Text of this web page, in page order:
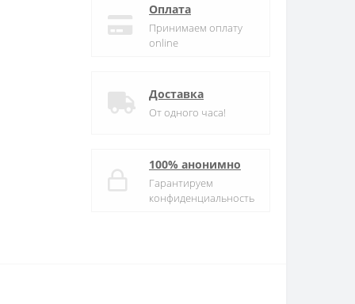
Оплата
Принимаем оплату
online
Доставка
От одного часа!
100% анонимно
Гарантируем
конфиденциальность